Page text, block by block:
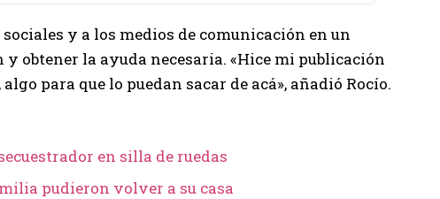
y a los medios de comunicación en un
obtener la ayuda necesaria. «Hice mi publicación
para que lo puedan sacar de acá», añadió Rocío.
en silla de ruedas
pudieron volver a su casa